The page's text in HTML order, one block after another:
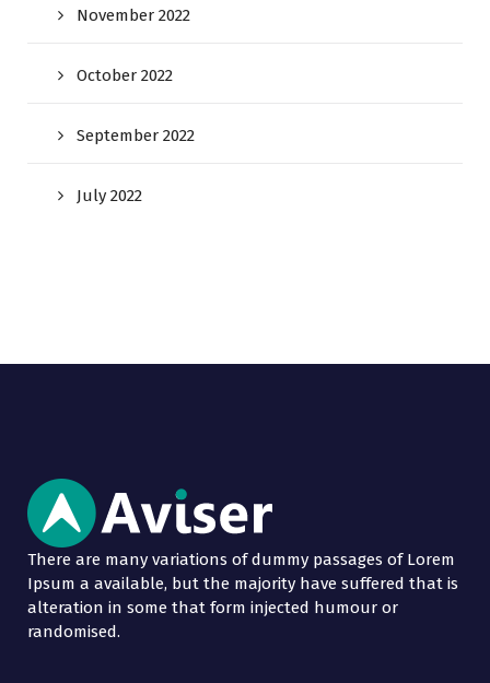
November 2022
October 2022
September 2022
July 2022
There are many variations of dummy passages of Lorem
Ipsum a available, but the majority have suffered that is
alteration in some that form injected humour or
randomised.